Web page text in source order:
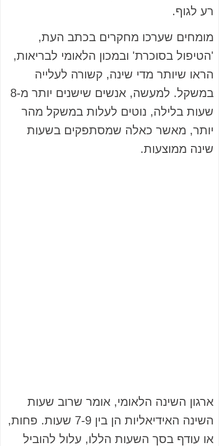
רע לגוף.
מומחים שערכו מחקרים בכתב העת,
'הטיפול בסוכרת' ובמכון הלאומי לבריאות,
הראו שיותר מדי שינה, קשורה לעלייה
במשקל. למעשה, אנשים שישנים יותר מ-8
שעות בלילה, נוטים לעלות במשקל מהר
יותר, מאשר כאלה שמסתפקים בשעות
שינה ממוצעות.
ארגון השינה הלאומי, אומר שרוב שעות
השינה האידיאליות הן בין 7-9 שעות. פחות,
או עודף בסך השעות הללו, עלול להוביל